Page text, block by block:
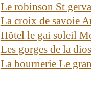
Le robinson St
La croix de savoie
Hôtel le gai soleil
Les gorges de la
La bournerie Le